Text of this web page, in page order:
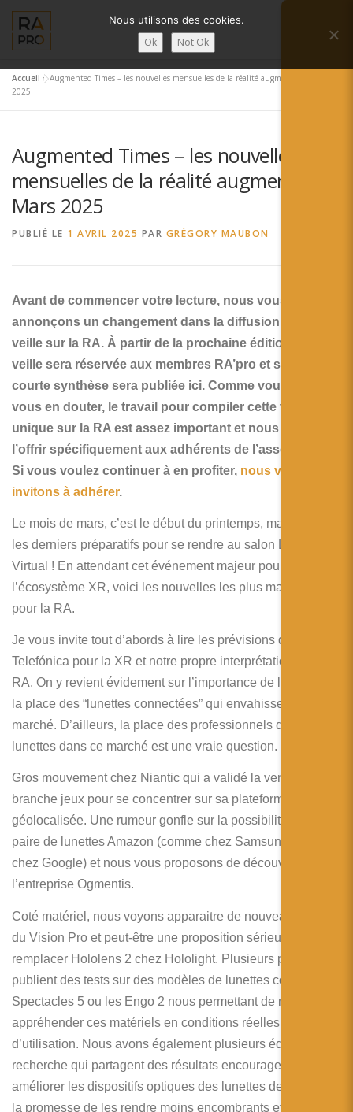
contenu
Menu
LA RÉALITÉ AUGMENTÉE ?
SERVICES RA’PRO ACTUALITÉ DE LA RA
CONTACTS
Deutsch
日本語
Español
Accueil »Augmented Times – les nouvelles mensuelles de la réalité augmentée – Mars
2025
Augmented Times – les nouvelles
mensuelles de la réalité augmentée –
Mars 2025
PUBLIÉ LE 1 AVRIL 2025 PAR GRÉGORY MAUBON
Avant de commencer votre lecture, nous vous
annonçons un changement dans la diffusion de notre
veille sur la RA. À partir de la prochaine édition, cette
veille sera réservée aux membres RA’pro et seule une
courte synthèse sera publiée ici. Comme vous pouvez
vous en douter, le travail pour compiler cette veille
unique sur la RA est assez important et nous voulons
l’offrir spécifiquement aux adhérents de l’association.
Si vous voulez continuer à en profiter, nous vous
invitons à adhérer.
Le mois de mars, c’est le début du printemps, mais aussi
les derniers préparatifs pour se rendre au salon Laval
Virtual ! En attendant cet événement majeur pour
l’écosystème XR, voici les nouvelles les plus marquantes
pour la RA.
Je vous invite tout d’abords à lire les prévisions de
Telefónica pour la XR et notre propre interprétation pour la
RA. On y revient évidement sur l’importance de l’IA et sur
la place des “lunettes connectées” qui envahissent le
marché. D’ailleurs, la place des professionnels des
lunettes dans ce marché est une vraie question.
Gros mouvement chez Niantic qui a validé la vente de sa
branche jeux pour se concentrer sur sa plateforme de RA
géolocalisée. Une rumeur gonfle sur la possibilité d’une
paire de lunettes Amazon (comme chez Samsung et même
chez Google) et nous vous proposons de découvrir
l’entreprise Ogmentis.
Coté matériel, nous voyons apparaitre de nouveaux clones
du Vision Pro et peut-être une proposition sérieuse pour
remplacer Hololens 2 chez Hololight. Plusieurs personnes
publient des tests sur des modèles de lunettes comme les
Spectacles 5 ou les Engo 2 nous permettant de mieux
appréhender ces matériels en conditions réelles
d’utilisation. Nous avons également plusieurs équipes de
recherche qui partagent des résultats encourageant pour
améliorer les dispositifs optiques des lunettes de RA, avec
la promesse de les rendre moins encombrants et plus
Nous utilisons des cookies.
Ok Not Ok